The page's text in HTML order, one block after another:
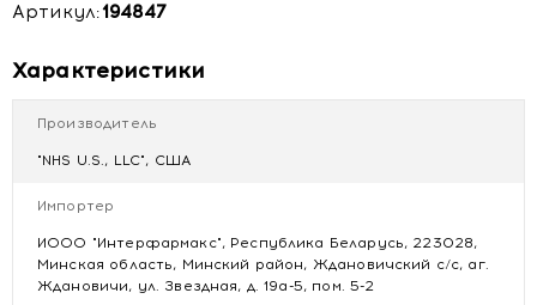
Артикул:194847
Характеристики
Производитель
"NHS U.S., LLC", США
Импортер
ИООО "Интерфармакс", Республика Беларусь, 223028,
Минская область, Минский район, Ждановичский с/с, аг.
Ждановичи, ул. Звездная, д. 19а-5, пом. 5-2